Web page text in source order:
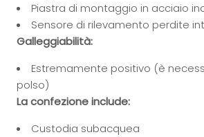
Piastra di montaggio in acciaio
Sensore di rilevamento perdite
Galleggiabilità:
Estremamente positivo (è
polso)
La confezione include:
Custodia subacquea